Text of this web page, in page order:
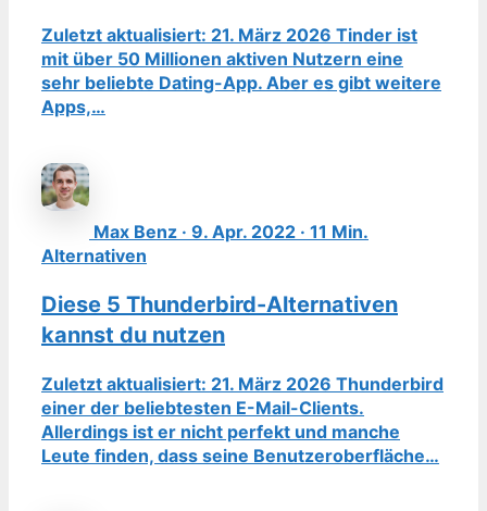
Zuletzt aktualisiert: 21. März 2026 Tinder ist
mit über 50 Millionen aktiven Nutzern eine
sehr beliebte Dating-App. Aber es gibt weitere
Apps,…
Max Benz · 9. Apr. 2022 · 11 Min.
Alternativen
Diese 5 Thunderbird-Alternativen
kannst du nutzen
Zuletzt aktualisiert: 21. März 2026 Thunderbird
einer der beliebtesten E-Mail-Clients.
Allerdings ist er nicht perfekt und manche
Leute finden, dass seine Benutzeroberfläche…